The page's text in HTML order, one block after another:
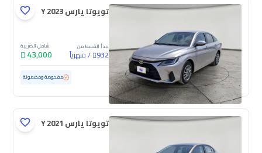
تويوتا يارس Y 2023
يبدأ القسط من
932
/شهرياً
شامل الضريبة
43,000
مستعملة 115,636 كم مفحوصة ومضمونة
تويوتا يارس Y 2021